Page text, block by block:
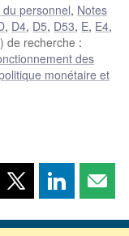
personnel, Notes
, D4, D5, D53, E, E4,
de recherche :
des
monétaire et
Partager
page
Partager
page page